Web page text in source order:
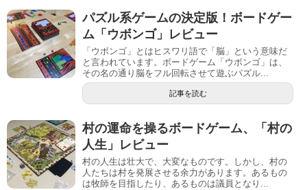
パズル系ゲームの決定版！ボードゲー
ム「ウボンゴ」レビュー
「ウボンゴ」とはヒスワリ語で「脳」という意味だ
と言われています。ボードゲーム「ウボンゴ」は、
その名の通り脳をフル回転させて遊ぶパズル...
記事を読む
村の運命を操るボードゲーム、「村の
人生」レビュー
村の人生は壮大で、大変なものです。しかし、村の
人たちは村を発展させる余力があります。あるもの
は牧師を目指したり、あるものは議員となり...